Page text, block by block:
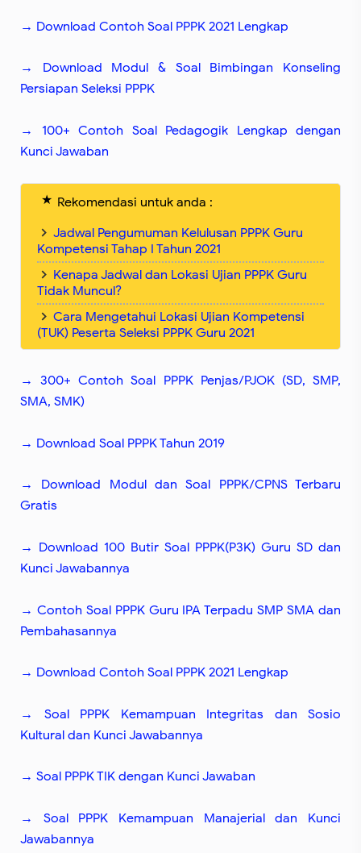
→ Download Contoh Soal PPPK 2021 Lengkap
→ Download Modul & Soal Bimbingan Konseling
Persiapan Seleksi PPPK
→ 100+ Contoh Soal Pedagogik Lengkap dengan
Kunci Jawaban
Rekomendasi untuk anda :
Jadwal Pengumuman Kelulusan PPPK Guru
Kompetensi Tahap I Tahun 2021
Kenapa Jadwal dan Lokasi Ujian PPPK Guru
Tidak Muncul?
Cara Mengetahui Lokasi Ujian Kompetensi
(TUK) Peserta Seleksi PPPK Guru 2021
→ 300+ Contoh Soal PPPK Penjas/PJOK (SD, SMP,
SMA, SMK)
→ Download Soal PPPK Tahun 2019
→ Download Modul dan Soal PPPK/CPNS Terbaru
Gratis
→ Download 100 Butir Soal PPPK(P3K) Guru SD dan
Kunci Jawabannya
→ Contoh Soal PPPK Guru IPA Terpadu SMP SMA dan
Pembahasannya
→ Download Contoh Soal PPPK 2021 Lengkap
→ Soal PPPK Kemampuan Integritas dan Sosio
Kultural dan Kunci Jawabannya
→ Soal PPPK TIK dengan Kunci Jawaban
→ Soal PPPK Kemampuan Manajerial dan Kunci
Jawabannya